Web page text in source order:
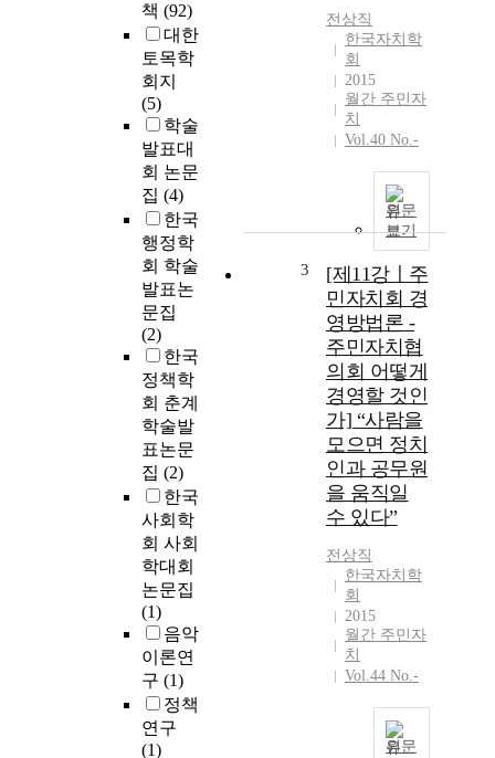
책 (92)
대한
토목학
회지
(5)
학술
발표대
회 논문
집 (4)
한국
행정학
회 학술
발표논
문집
(2)
한국
정책학
회 춘계
학술발
표논문
집 (2)
한국
사회학
회 사회
학대회
논문집
(1)
음악
이론연
구 (1)
정책
연구
(1)
전상직
한국자치학
회
2015
월간 주민자
치
Vol.40 No.-
원문
보기
3
[제11강ㅣ주
민자치회 경
영방법론 -
주민자치협
의회 어떻게
경영할 것인
가] “사람을
모으면 정치
인과 공무원
을 움직일
수 있다”
전상직
한국자치학
회
2015
월간 주민자
치
Vol.44 No.-
원문